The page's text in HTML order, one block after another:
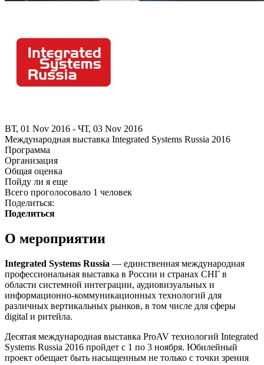
ВТ, 01 Nov 2016 - ЧТ, 03 Nov 2016
Международная выставка Integrated Systems Russia 2016
Программа
Организация
Общая оценка
Пойду ли я еще
Всего проголосовало 1 человек
Поделиться:
Поделиться
О мероприятии
Integrated Systems Russia — единственная международная
профессиональная выставка в России и странах СНГ в
области системной интеграции, аудиовизуальных и
информационно-коммуникационных технологий для
различных вертикальных рынков, в том числе для сферы
digital и ритейла.
Десятая международная выставка ProAV технологий Integrated
Systems Russia 2016 пройдет с 1 по 3 ноября. Юбилейный
проект обещает быть насыщенным не только с точки зрения